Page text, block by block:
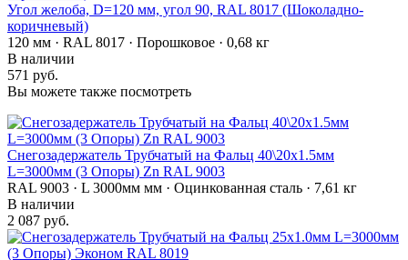
Угол желоба, D=120 мм, угол 90, RAL 8017 (Шоколадно-
коричневый)
120 мм · RAL 8017 · Порошковое · 0,68 кг
В наличии
571 руб.
Вы можете также посмотреть
Снегозадержатель Трубчатый на Фальц 40\20х1.5мм
L=3000мм (3 Опоры) Zn RAL 9003
RAL 9003 · L 3000мм мм · Оцинкованная сталь · 7,61 кг
В наличии
2 087 руб.